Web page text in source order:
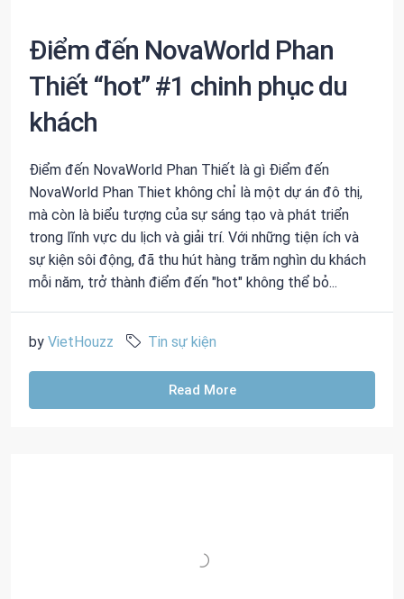
Điểm đến NovaWorld Phan
Thiết “hot” #1 chinh phục du
khách
Điểm đến NovaWorld Phan Thiết là gì Điểm đến
NovaWorld Phan Thiet không chỉ là một dự án đô thị,
mà còn là biểu tượng của sự sáng tạo và phát triển
trong lĩnh vực du lịch và giải trí. Với những tiện ích và
sự kiện sôi động, đã thu hút hàng trăm nghìn du khách
mỗi năm, trở thành điểm đến "hot" không thể bỏ...
by VietHouzz Tin sự kiện
Read More